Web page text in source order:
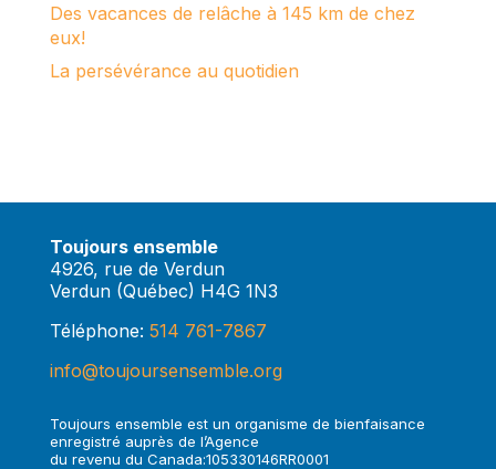
Des vacances de relâche à 145 km de chez
eux!
La persévérance au quotidien
Toujours ensemble
4926, rue de Verdun
Verdun (Québec) H4G 1N3
Téléphone: 514 761-7867
info@toujoursensemble.org
Toujours ensemble est un organisme de bienfaisance
enregistré auprès de l’Agence
du revenu du Canada:105330146RR0001